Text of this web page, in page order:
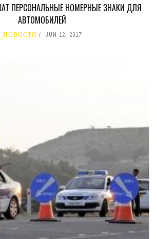
ПЕРСОНАЛЬНЫЕ НОМЕРНЫЕ ЗНАКИ ДЛЯ
АВТОМОБИЛЕЙ
НОВОСТИ JUN 12, 2017